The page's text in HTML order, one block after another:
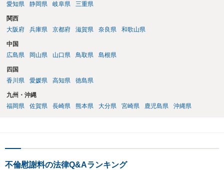
愛知県
静岡県 岐阜県 三重県
関西
大阪府
兵庫県 京都府 滋賀県 奈良県 和歌山県
中国
広島県
岡山県 山口県 鳥取県 島根県
四国
香川県
愛媛県 高知県 徳島県
九州・沖縄
福岡県
佐賀県 長崎県 熊本県 大分県 宮崎県 鹿児島県 沖縄県
不倫慰謝料の法律Q&Aランキング